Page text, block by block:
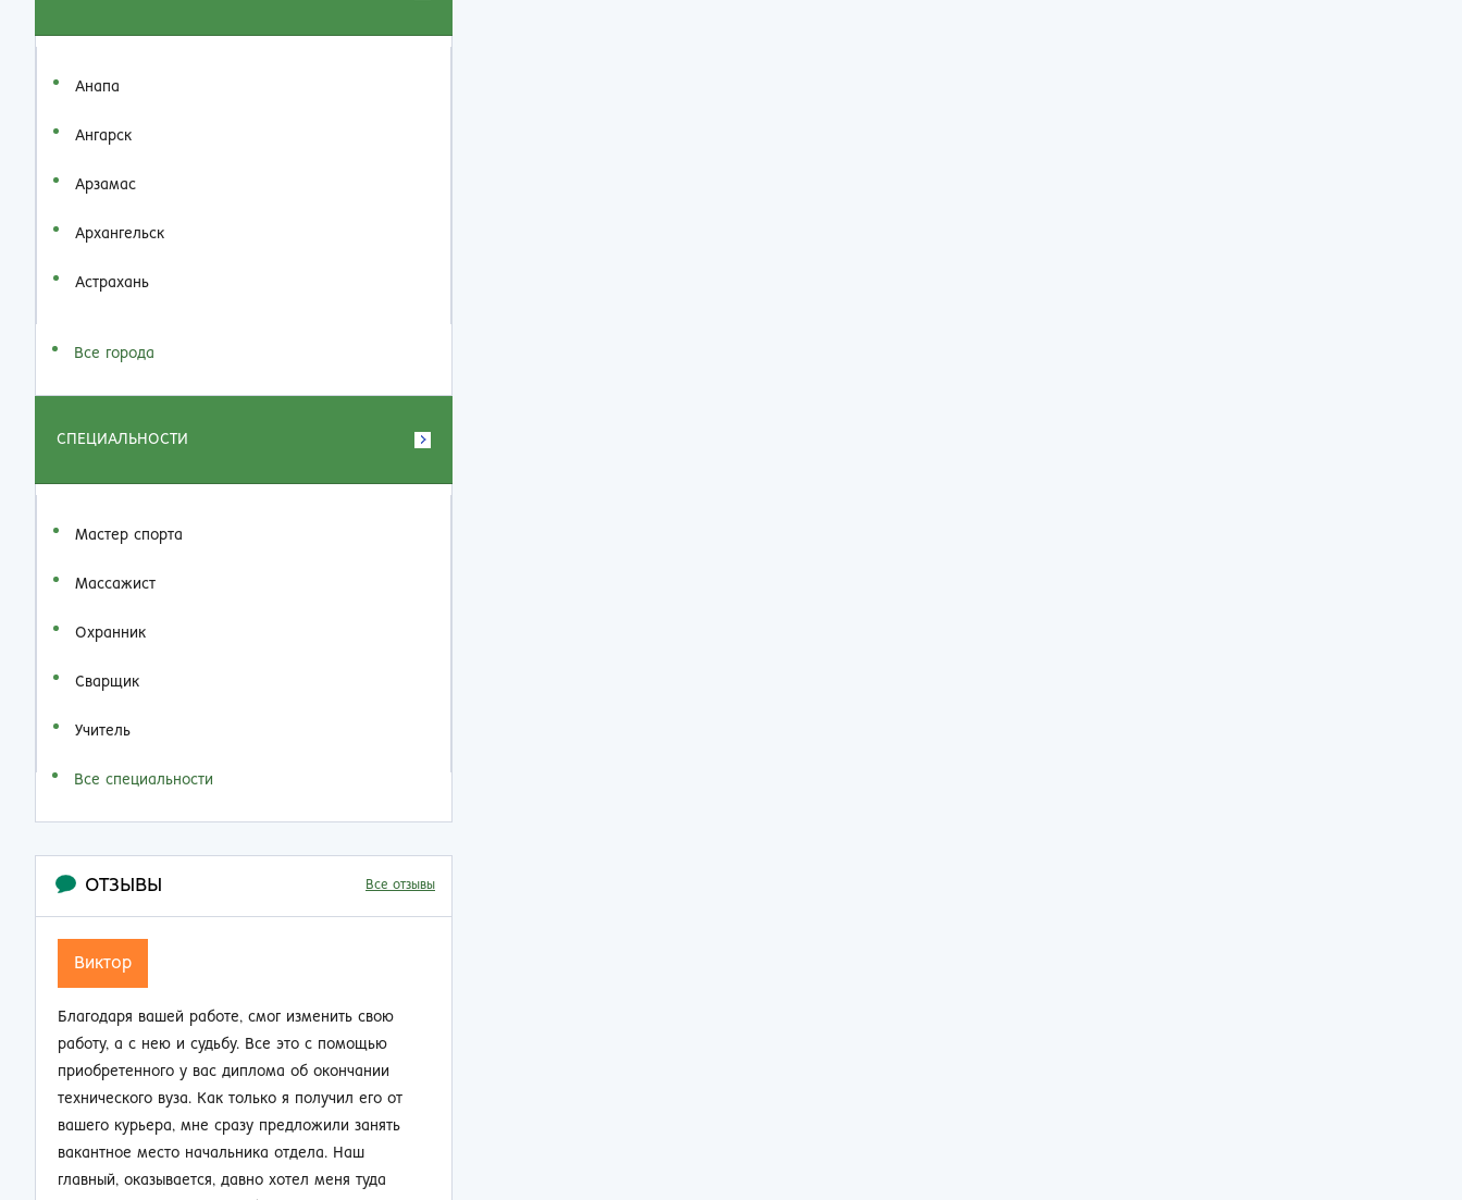
Анапа
Ангарск
Арзамас
Архангельск
Астрахань
Все города
СПЕЦИАЛЬНОСТИ
Мастер спорта
Массажист
Охранник
Сварщик
Учитель
Все специальности
ОТЗЫВЫ Все отзывы
Семен Семенович
Не думал, что по прошествии 20 лет работы на
производстве так резко смогу изменить свою
жизнь. Приобрел диплом об окончании заочно
техникума и теперь стал мастером смены.
Зарплата выросла почти в 2 раза, ребята на
работе смотрят на меня другими глазами. Жена
не нарадуется таким приятным переменам.